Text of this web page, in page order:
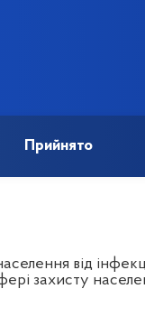
Прийнято
від
захисту